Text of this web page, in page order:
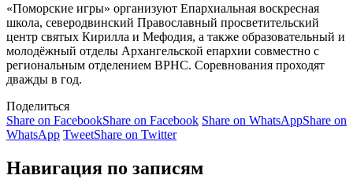
«Поморские игры» организуют Епархиальная воскресная
школа, северодвинский Православный просветительский
центр святых Кирилла и Мефодия, а также образовательный и
молодёжный отделы Архангельской епархии совместно с
региональным отделением ВРНС. Соревнования проходят
дважды в год.
Поделиться
Share on FacebookShare on Facebook Share on WhatsAppShare on
WhatsApp TweetShare on Twitter
Навигация по записям